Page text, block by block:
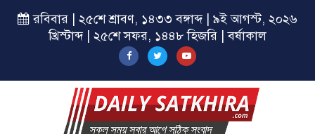
রবিবার | ২৫শে শ্রাবণ, ১৪৩৩ বঙ্গাব্দ | ৯ই আগস্ট, ২০২৬
খ্রিস্টাব্দ | ২৫শে সফর, ১৪৪৮ হিজরি | বর্ষাকাল